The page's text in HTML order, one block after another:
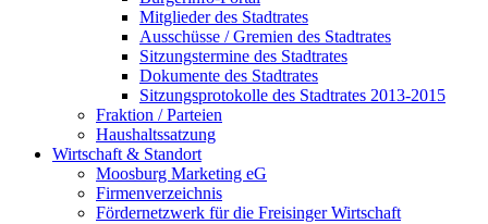
Mitglieder des Stadtrates
Ausschüsse / Gremien des Stadtrates
Sitzungstermine des Stadtrates
Dokumente des Stadtrates
Sitzungsprotokolle des Stadtrates 2013-2015
Fraktion / Parteien
Haushaltssatzung
Wirtschaft & Standort
Moosburg Marketing eG
Firmenverzeichnis
Fördernetzwerk für die Freisinger Wirtschaft